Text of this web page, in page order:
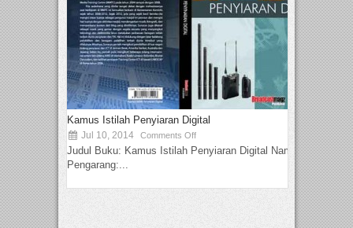
Kamus Istilah Penyiaran Digital
Jul 10, 2014 Comments Off
Judul Buku: Kamus Istilah Penyiaran Digital Nama
Pengarang:...